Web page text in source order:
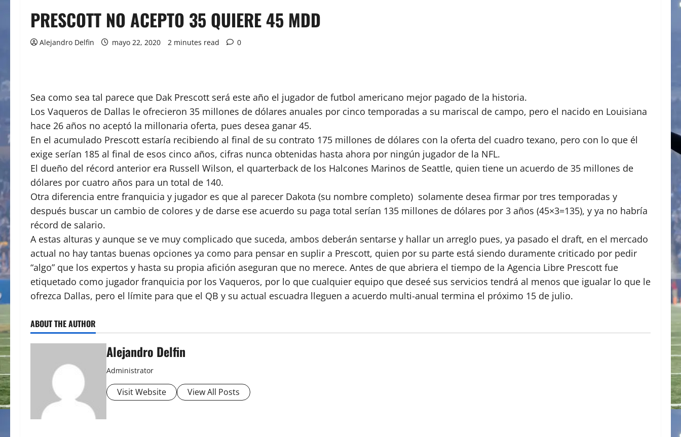
PRESCOTT NO ACEPTO 35 QUIERE 45 MDD
Alejandro Delfin mayo 22, 2020 2 minutes read 0
Sea como sea tal parece que Dak Prescott será este año el jugador de futbol americano mejor pagado de la historia.
Los Vaqueros de Dallas le ofrecieron 35 millones de dólares anuales por cinco temporadas a su mariscal de campo, pero el nacido en Louisiana
hace 26 años no aceptó la millonaria oferta, pues desea ganar 45.
En el acumulado Prescott estaría recibiendo al final de su contrato 175 millones de dólares con la oferta del cuadro texano, pero con lo que él
exige serían 185 al final de esos cinco años, cifras nunca obtenidas hasta ahora por ningún jugador de la NFL.
El dueño del récord anterior era Russell Wilson, el quarterback de los Halcones Marinos de Seattle, quien tiene un acuerdo de 35 millones de
dólares por cuatro años para un total de 140.
Otra diferencia entre franquicia y jugador es que al parecer Dakota (su nombre completo) solamente desea firmar por tres temporadas y
después buscar un cambio de colores y de darse ese acuerdo su paga total serían 135 millones de dólares por 3 años (45×3=135), y ya no habría
récord de salario.
A estas alturas y aunque se ve muy complicado que suceda, ambos deberán sentarse y hallar un arreglo pues, ya pasado el draft, en el mercado
actual no hay tantas buenas opciones ya como para pensar en suplir a Prescott, quien por su parte está siendo duramente criticado por pedir
“algo” que los expertos y hasta su propia afición aseguran que no merece. Antes de que abriera el tiempo de la Agencia Libre Prescott fue
etiquetado como jugador franquicia por los Vaqueros, por lo que cualquier equipo que deseé sus servicios tendrá al menos que igualar lo que le
ofrezca Dallas, pero el límite para que el QB y su actual escuadra lleguen a acuerdo multi-anual termina el próximo 15 de julio.
ABOUT THE AUTHOR
Alejandro Delfin
Administrator
Visit Website View All Posts